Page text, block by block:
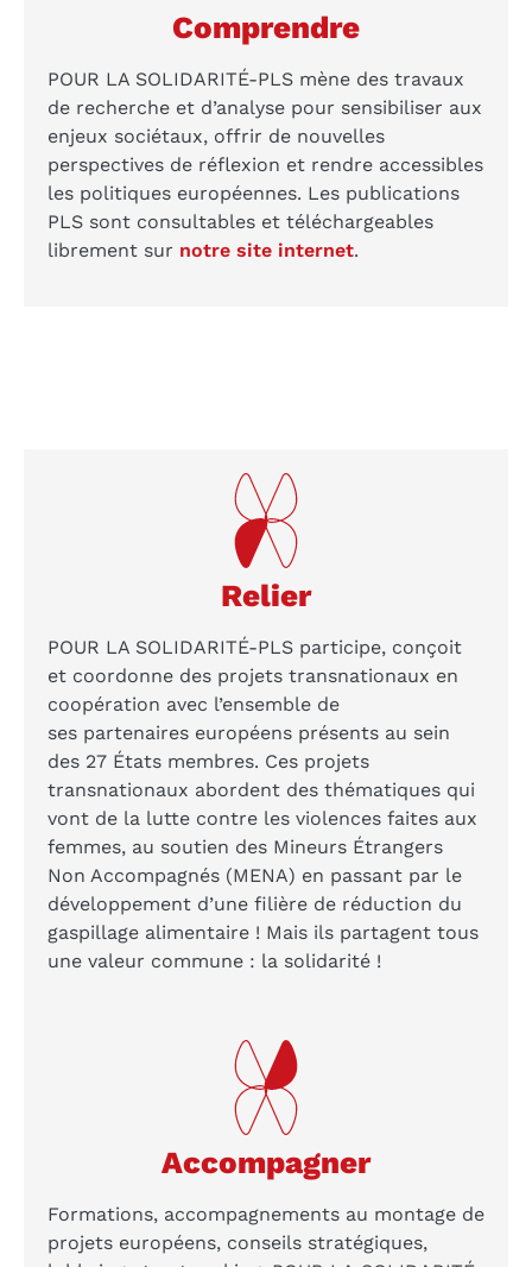
Comprendre
POUR LA SOLIDARITÉ-PLS mène des travaux
de recherche et d’analyse pour sensibiliser aux
enjeux sociétaux, offrir de nouvelles
perspectives de réflexion et rendre accessibles
les politiques européennes. Les publications
PLS sont consultables et téléchargeables
librement sur notre site internet.
Relier
POUR LA SOLIDARITÉ-PLS participe, conçoit
et coordonne des projets transnationaux en
coopération avec l’ensemble de
ses partenaires européens présents au sein
des 27 États membres. Ces projets
transnationaux abordent des thématiques qui
vont de la lutte contre les violences faites aux
femmes, au soutien des Mineurs Étrangers
Non Accompagnés (MENA) en passant par le
développement d’une filière de réduction du
gaspillage alimentaire ! Mais ils partagent tous
une valeur commune : la solidarité !
Accompagner
Formations, accompagnements au montage de
projets européens, conseils stratégiques,